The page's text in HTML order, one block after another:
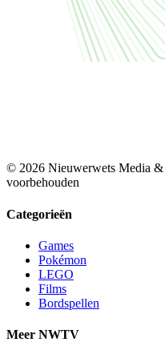
© 2026 Nieuwerwets Media
voorbehouden
Categorieën
Games
Pokémon
LEGO
Films
Bordspellen
Meer NWTV